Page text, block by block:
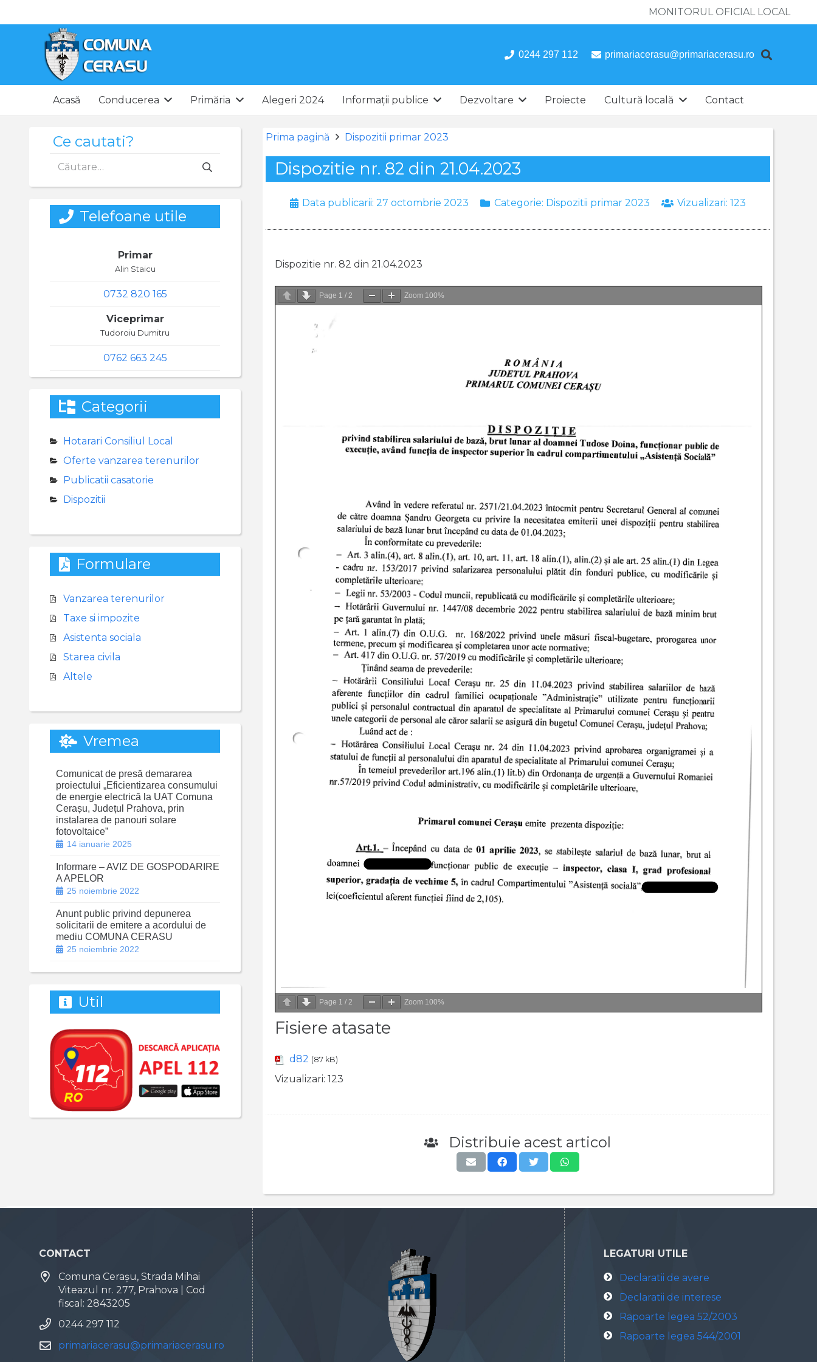
MONITORUL OFICIAL LOCAL
0244 297 112 primariacerasu@primariacerasu.ro
Acasă Conducerea Primăria Alegeri 2024 Informații publice Dezvoltare Proiecte Cultură locală Contact
Prima pagină Dispozitii primar 2023
Dispozitie nr. 82 din 21.04.2023
Data publicarii:27 octombrie 2023 Categorie: Dispozitii primar 2023 Vizualizari:123
Dispozitie nr. 82 din 21.04.2023
Page 1 / 2 Zoom 100%
Page 1 / 2 Zoom 100%
Fisiere atasate
d82 (87 kB)
Vizualizari: 123
Distribuie acest articol
Ce cautati?
după:
Telefoane utile
Primar
Alin Staicu
0732 820 165
Viceprimar
Tudoroiu Dumitru
0762 663 245
Categorii
Hotarari Consiliul Local
Oferte vanzarea terenurilor
Publicatii casatorie
Dispozitii
Formulare
Vanzarea terenurilor
Taxe si impozite
Asistenta sociala
Starea civila
Altele
Vremea
Comunicat de presă demararea
proiectului „Eficientizarea consumului
de energie electrică la UAT Comuna
Cerașu, Județul Prahova, prin
instalarea de panouri solare
fotovoltaice”
14 ianuarie 2025
Informare – AVIZ DE GOSPODARIRE
A APELOR
25 noiembrie 2022
Anunt public privind depunerea
solicitarii de emitere a acordului de
mediu COMUNA CERASU
25 noiembrie 2022
Util
CONTACT
Comuna Cerașu, Strada Mihai
Viteazul nr. 277, Prahova | Cod
fiscal: 2843205
0244 297 112
primariacerasu@primariacerasu.ro
LEGATURI UTILE
Declaratii de avere
Declaratii de interese
Rapoarte legea 52/2003
Rapoarte legea 544/2001